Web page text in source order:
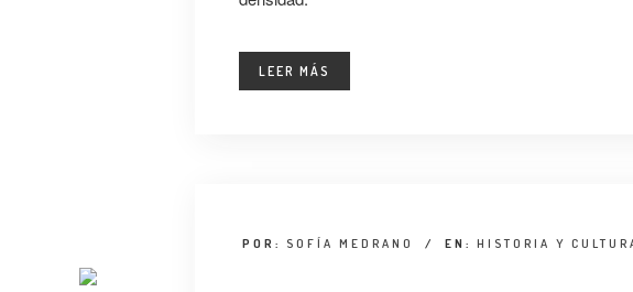
LEER MÁS
POR: SOFÍA MEDRANO / EN: HISTORIA Y